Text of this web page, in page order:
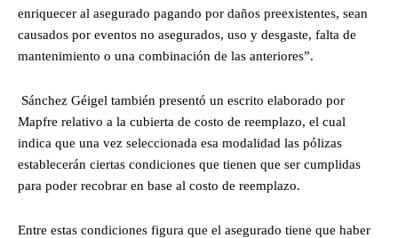
enriquecer al asegurado pagando por daños preexistentes, sean
causados por eventos no asegurados, uso y desgaste, falta de
mantenimiento o una combinación de las anteriores”.
Sánchez Géigel también presentó un escrito elaborado por
Mapfre relativo a la cubierta de costo de reemplazo, el cual
indica que una vez seleccionada esa modalidad las pólizas
establecerán ciertas condiciones que tienen que ser cumplidas
para poder recobrar en base al costo de reemplazo.
Entre estas condiciones figura que el asegurado tiene que haber